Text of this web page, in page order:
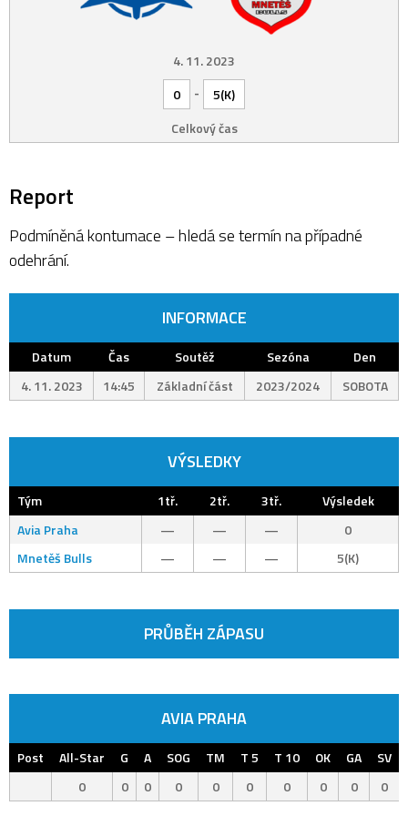
4. 11. 2023
0
-
5(K)
Celkový čas
Report
Podmíněná kontumace – hledá se termín na případné
odehrání.
INFORMACE
Datum Čas Soutěž Sezóna
Den
4. 11. 2023
14:45 Základní část 2023/2024 SOBOTA
VÝSLEDKY
Tým 1tř. 2tř. 3tř.
Výsledek
Avia Praha
— — —
0
Mnetěš Bulls
— — — 5(K)
PRŮBĚH ZÁPASU
AVIA PRAHA
Post All-Star G A SOG TM T 5 T 10 OK GA
SV
0
0 0 0 0 0 0 0 0 0